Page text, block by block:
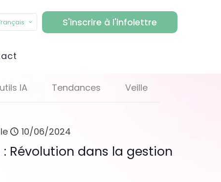
S'inscrire à l'infolettre
IA Tendances Veille
le 10/06/2024
: Révolution dans la gestion